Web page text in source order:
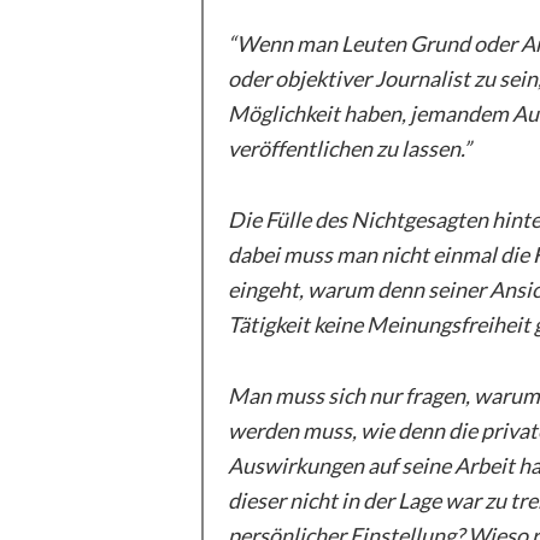
“Wenn man Leuten Grund oder
oder objektiver Journalist zu
Möglichkeit haben, jemandem
veröffentlichen zu lassen.”
Die Fülle des Nichtgesagten
dabei muss man nicht einmal
eingeht, warum denn seiner
Tätigkeit keine Meinungsfreiheit
Man muss sich nur fragen,
werden muss, wie denn die
Auswirkungen auf seine Arbeit
dieser nicht in der Lage war zu